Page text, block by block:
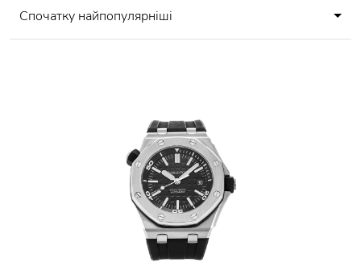
Спочатку найпопулярніші